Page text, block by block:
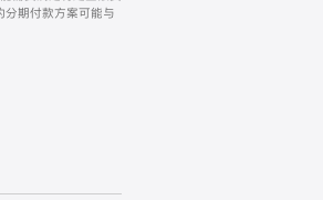
分期付款方案可能与